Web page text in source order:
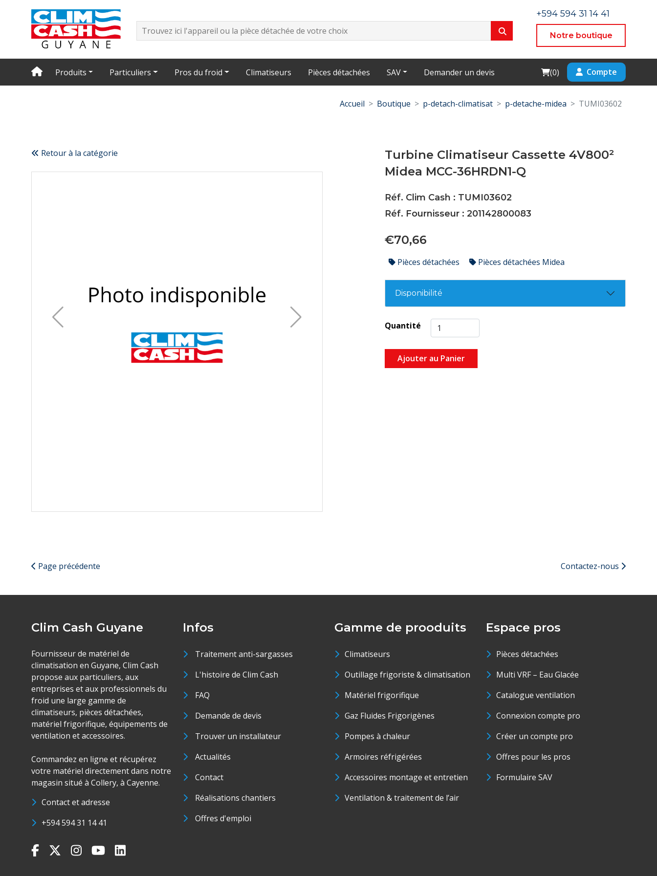
+594 594 31 14 41
Notre boutique
Produits Particuliers Pros du froid Climatiseurs Pièces détachées SAV Demander un devis Cart
(0) Compte
Accueil Boutique p-detach-climatisat p-detache-midea TUMI03602
Retour à la catégorie
Turbine Climatiseur Cassette 4V800²
Midea MCC-36HRDN1-Q
Réf. Clim Cash : TUMI03602
Réf. Fournisseur : 201142800083
€70,66
Pièces détachées Pièces détachées Midea
Disponibilité
Quantité
Ajouter au Panier
Page précédente Contactez-nous
Clim Cash Guyane
Fournisseur de matériel de
climatisation en Guyane, Clim Cash
propose aux particuliers, aux
entreprises et aux professionnels du
froid une large gamme de
climatiseurs, pièces détachées,
matériel frigorifique, équipements de
ventilation et accessoires.
Commandez en ligne et récupérez
votre matériel directement dans notre
magasin situé à Collery, à Cayenne.
Contact et adresse
+594 594 31 14 41
Infos
Traitement anti-sargasses
L'histoire de Clim Cash
FAQ
Demande de devis
Trouver un installateur
Actualités
Contact
Réalisations chantiers
Offres d'emploi
Gamme de prooduits
Climatiseurs
Outillage frigoriste & climatisation
Matériel frigorifique
Gaz Fluides Frigorigènes
Pompes à chaleur
Armoires réfrigérées
Accessoires montage et entretien
Ventilation & traitement de l’air
Espace pros
Pièces détachées
Multi VRF – Eau Glacée
Catalogue ventilation
Connexion compte pro
Créer un compte pro
Offres pour les pros
Formulaire SAV